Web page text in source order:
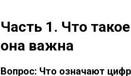
Часть 1. Что
она важна
Вопрос: Что означают